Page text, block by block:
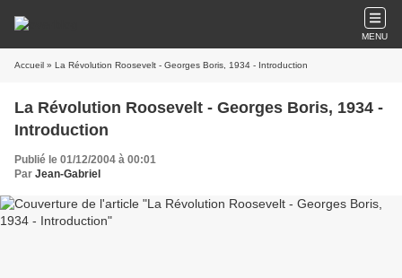
MENU
Accueil » La Révolution Roosevelt - Georges Boris, 1934 - Introduction
La Révolution Roosevelt - Georges Boris, 1934 -
Introduction
Publié le 01/12/2004 à 00:01
Par Jean-Gabriel